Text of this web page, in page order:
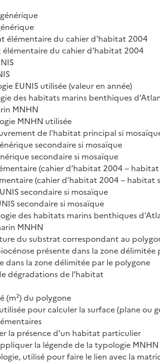
élémentaire du cahier d'habitat 2004
élémentaire du cahier d'habitat 2004
EUNIS utilisée (valeur en année)
des habitats marins benthiques
MNHN
MNHN utilisée
de l'habitat principal si
secondaire si mosaïque
secondaire si mosaïque
(cahier d’habitat 2004 –
(cahier d’habitat 2004 – habitat
secondaire si mosaïque
secondaire si mosaïque
des habitats marins benthiques
MNHN
du substrat correspondant au
présente dans la zone
dans la zone délimitée par le polygone
dégradations de l’habitat
(m²) du polygone
utilisée pour calculer la surface (plane ou
la présence d'un habitat particulier
la légende de la typologie MNHN
utilisé pour faire le lien avec la